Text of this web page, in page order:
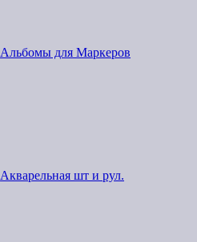
Альбомы для Маркеров
Акварельная шт и рул.